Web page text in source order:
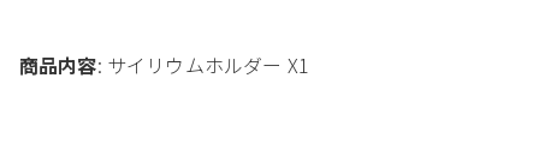
商品内容: サイリウムホルダー X1